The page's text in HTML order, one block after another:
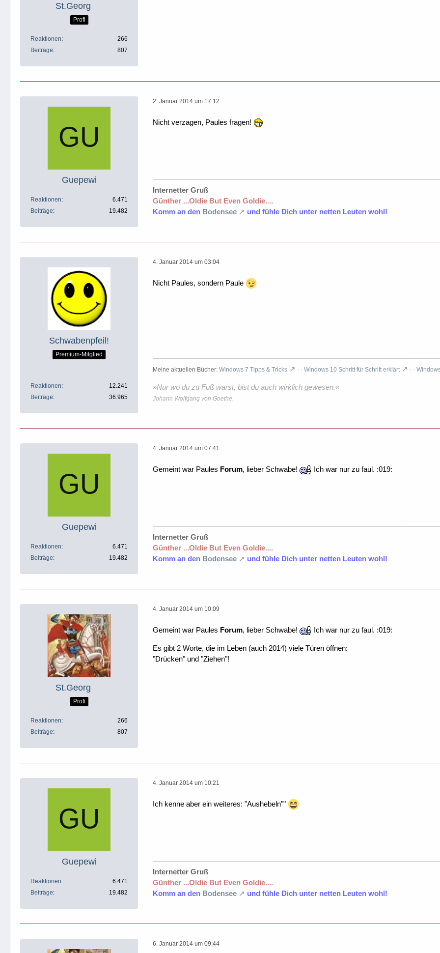
St.Georg
Profi
Reaktionen
266
Beiträge
807
Guepewi
Reaktionen
6.471
Beiträge
19.482
2. Januar 2014 um 17:12
Nicht verzagen, Paules fragen!
Internetter Gruß
Günther ...Oldie But Even Goldie....
Komm an den Bodensee und fühle Dich unter netten Leuten wohl!
Schwabenpfeil!
Premium-Mitglied
Reaktionen
12.241
Beiträge
36.965
4. Januar 2014 um 03:04
Nicht Paules, sondern Paule
Meine aktuellen Bücher: Windows 7 Tipps & Tricks · · Windows 10 Schritt für Schritt erklärt · ·
»Nur wo du zu Fuß warst, bist du auch wirklich gewesen.«
Johann Wolfgang von Goethe.
Guepewi
Reaktionen
6.471
Beiträge
19.482
4. Januar 2014 um 07:41
Gemeint war Paules Forum, lieber Schwabe! Ich war nur zu faul. :019:
Internetter Gruß
Günther ...Oldie But Even Goldie....
Komm an den Bodensee und fühle Dich unter netten Leuten wohl!
St.Georg
Profi
Reaktionen
266
Beiträge
807
4. Januar 2014 um 10:09
Gemeint war Paules Forum, lieber Schwabe! Ich war nur zu faul. :019:
Es gibt 2 Worte, die im Leben (auch 2014) viele Türen öffnen:
"Drücken" und "Ziehen"!
Guepewi
Reaktionen
6.471
Beiträge
19.482
4. Januar 2014 um 10:21
Ich kenne aber ein weiteres: "Aushebeln""
Internetter Gruß
Günther ...Oldie But Even Goldie....
Komm an den Bodensee und fühle Dich unter netten Leuten wohl!
6. Januar 2014 um 09:44